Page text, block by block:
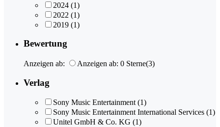
2024 (1)
2022 (1)
2019 (1)
Bewertung
Anzeigen ab: Anzeigen ab: 0 Sterne(3)
Verlag
Sony Music Entertainment (1)
Sony Music Entertainment International Services (1)
Unitel GmbH & Co. KG (1)